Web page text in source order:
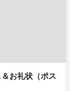
お礼状（ポス